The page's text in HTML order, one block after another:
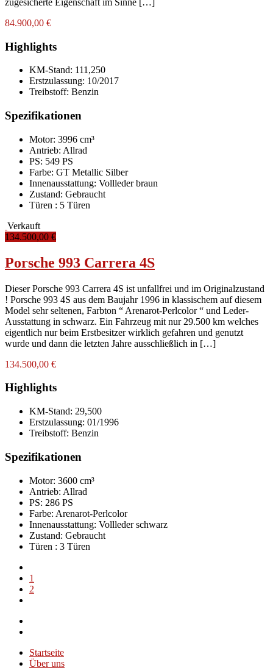
zugesicherte Eigenschaft im Sinne […]
84.900,00 €
Highlights
KM-Stand: 111,250
Erstzulassung: 10/2017
Treibstoff: Benzin
Spezifikationen
Motor: 3996 cm³
Antrieb: Allrad
PS: 549 PS
Farbe: GT Metallic Silber
Innenausstattung: Vollleder braun
Zustand: Gebraucht
Türen : 5 Türen
Verkauft
134.500,00 €
Porsche 993 Carrera 4S
Dieser Porsche 993 Carrera 4S ist unfallfrei und im Originalzustand
! Porsche 993 4S aus dem Baujahr 1996 in klassischem auf diesem
Model sehr seltenen, Farbton “ Arenarot-Perlcolor “ und Leder-
Ausstattung in schwarz. Ein Fahrzeug mit nur 29.500 km welches
eigentlich nur beim Erstbesitzer wirklich gefahren und genutzt
wurde und dann die letzten Jahre ausschließlich in […]
134.500,00 €
Highlights
KM-Stand: 29,500
Erstzulassung: 01/1996
Treibstoff: Benzin
Spezifikationen
Motor: 3600 cm³
Antrieb: Allrad
PS: 286 PS
Farbe: Arenarot-Perlcolor
Innenausstattung: Vollleder schwarz
Zustand: Gebraucht
Türen : 3 Türen
1
2
Startseite
Über uns